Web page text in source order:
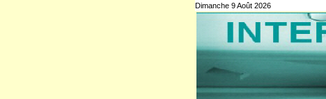
Dimanche 9 Août 2026